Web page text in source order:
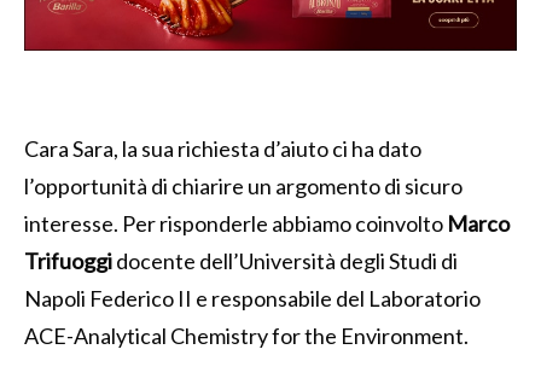
Cara Sara, la sua richiesta d’aiuto ci ha dato
l’opportunità di chiarire un argomento di sicuro
interesse. Per risponderle abbiamo coinvolto Marco
Trifuoggidocente dell’Università degli Studi di
Napoli Federico II e responsabile del Laboratorio
ACE-Analytical Chemistry for the Environment.